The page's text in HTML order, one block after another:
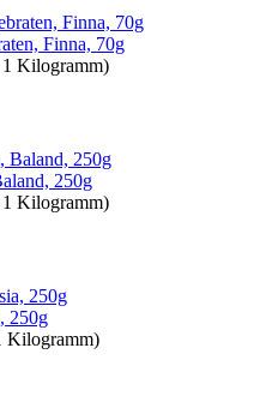
Finna, 70g
Kilogramm)
250g
Kilogramm)
250g
Kilogramm)